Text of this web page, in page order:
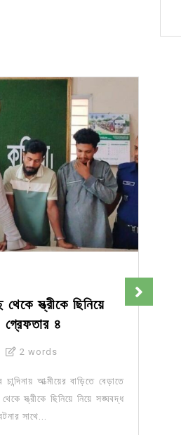
থেকে স্ত্রীকে ছিনিয়ে
গ্রেফতার ৪
2 words
চান্দিনায় আত্মীয়ের বাড়িতে বেড়াতে
স্ত্রীকে ছিনিয়ে নিয়ে সঙ্ঘবদ্ধ
সাথে...